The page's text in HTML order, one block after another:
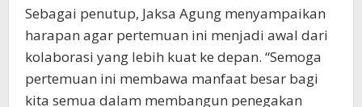
Sebagai penutup, Jaksa Agung menyampaikan
harapan agar pertemuan ini menjadi awal dari
kolaborasi yang lebih kuat ke depan. “Semoga
pertemuan ini membawa manfaat besar bagi
kita semua dalam membangun penegakan